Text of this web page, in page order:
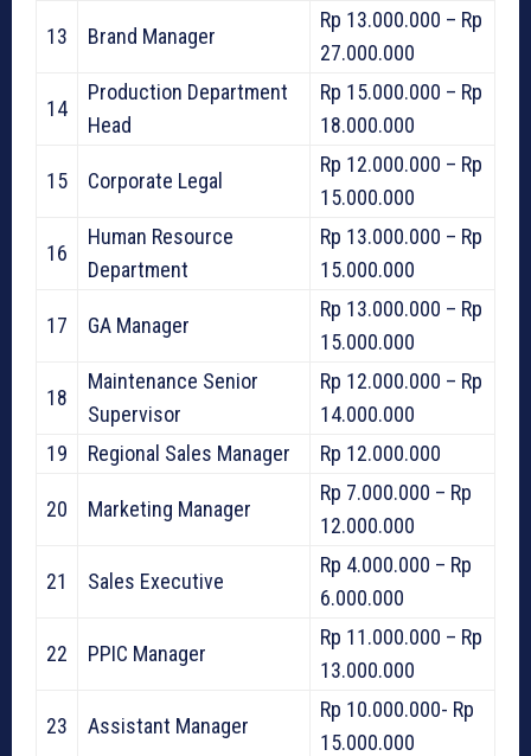
13 Brand Manager
Rp 13.000.000 – Rp
27.000.000
14
Production Department
Head
Rp 15.000.000 – Rp
18.000.000
15 Corporate Legal
Rp 12.000.000 – Rp
15.000.000
16
Human Resource
Department
Rp 13.000.000 – Rp
15.000.000
17 GA Manager
Rp 13.000.000 – Rp
15.000.000
18
Maintenance Senior
Supervisor
Rp 12.000.000 – Rp
14.000.000
19
Regional Sales Manager Rp 12.000.000
20 Marketing Manager
Rp 7.000.000 – Rp
12.000.000
21 Sales Executive
Rp 4.000.000 – Rp
6.000.000
22 PPIC Manager
Rp 11.000.000 – Rp
13.000.000
23 Assistant Manager
Rp 10.000.000- Rp
15.000.000